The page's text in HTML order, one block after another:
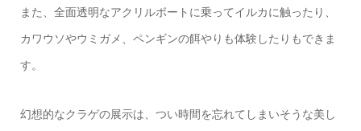
また、全面透明なアクリルボートに乗ってイルカに触ったり、
カワウソやウミガメ、ペンギンの餌やりも体験したりもできま
す。
幻想的なクラゲの展示は、つい時間を忘れてしまいそうな美し